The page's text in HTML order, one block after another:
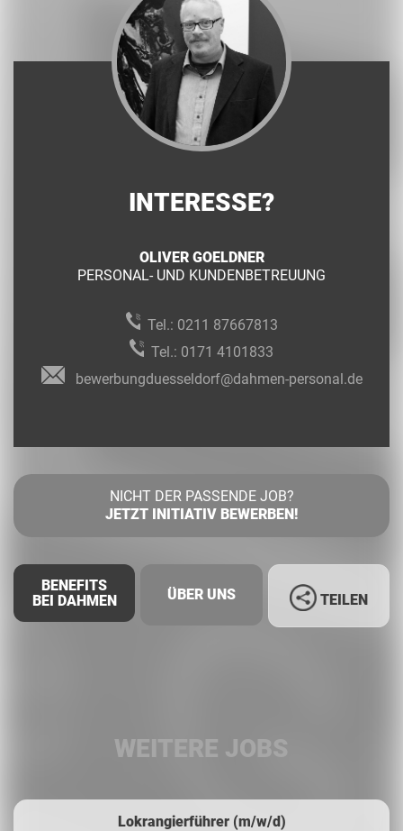
INTERESSE?
OLIVER GOELDNER
PERSONAL- UND KUNDENBETREUUNG
Tel.: 0211 87667813
Tel.: 0171 4101833
bewerbungduesseldorf@dahmen-personal.de
NICHT DER PASSENDE JOB?
JETZT INITIATIV BEWERBEN!
BENEFITS
BEI DAHMEN
ÜBER UNS TEILEN
WEITERE JOBS
Lokrangierführer (m/w/d)